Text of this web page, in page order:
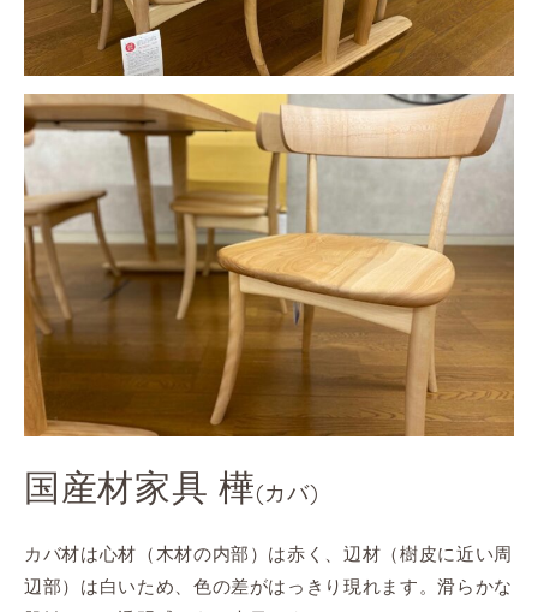
国産材家具 樺(カバ)
カバ材は心材（木材の内部）は赤く、辺材（樹皮に近い周
辺部）は白いため、色の差がはっきり現れます。滑らかな